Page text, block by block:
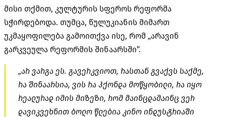
მისი თქმით, კულტურის სფეროს რეფორმა
სჭირდებოდა. თუმცა, წულუკიანის მიმართ
უკმაყოფილება გამოითქვა ისე, რომ „არავინ
გარკვეულა რეფორმის შინაარსში”.
„არ ვარგა ეს. გავერკვიოთ, რასთან გვაქვს საქმე,
რა შინაარსია, ვის რა ჰქონდა მოწყობილი, რა იყო
რეალურად იმის მიზეზი, რომ მაინცდამაინც ვერ
დავიკვეხნით ბოლო წლებია კინო ინდუსტრიაში